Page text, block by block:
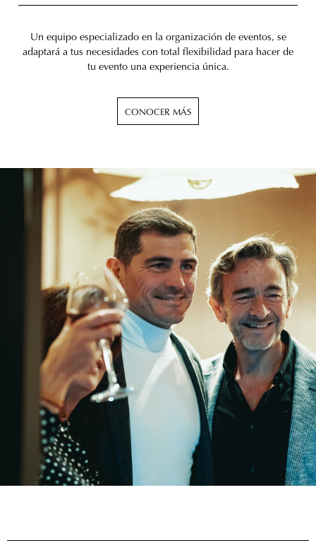
Un equipo especializado en la organización de eventos, se
adaptará a tus necesidades con total flexibilidad para hacer de
tu evento una experiencia única.
CONOCER MÁS